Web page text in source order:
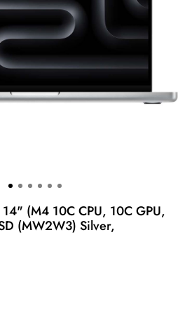
(M4 10C CPU, 10C GPU,
(MW2W3) Silver,